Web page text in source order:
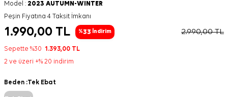
Model : 2023 AUTUMN-WINTER
Peşin Fiyatına 4 Taksit İmkanı
1.990,00 TL %33 İndirim 2.990,00TL
Sepette %30 1.393,00 TL
2 ve üzeri +% 20 indirim
Beden :Tek Ebat